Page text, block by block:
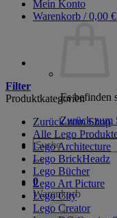
Mein Konto
Warenkorb /0,00 €
Es befinden
Zurück zum
Suche
nach:
0
Warenkorb
Filter
Produktkategorien
Zurück zum Shop
Alle Lego
Lego Architecture
Lego BrickHeadz
Lego Bücher
Lego Art Picture
Lego City
Lego Creator